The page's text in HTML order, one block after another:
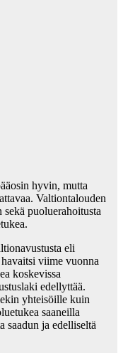
hyvin, mutta
Valtiontalouden
puoluerahoitusta
eli
viime vuonna
koskevissa
edellyttää.
yhteisöille kuin
saaneilla
saadun ja edelliseltä